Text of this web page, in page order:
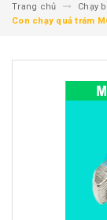
Trang chủ
Chạy
Con chạy quả trám